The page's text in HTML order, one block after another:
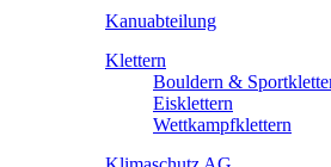
Kanuabteilung
Klettern
Bouldern &
Eisklettern
Wettkampfklettern